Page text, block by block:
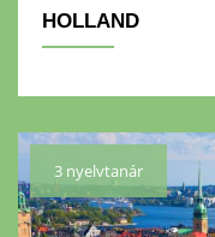
HOLLAND
3 nyelvtanár